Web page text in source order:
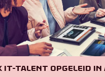
talent opgeleid in